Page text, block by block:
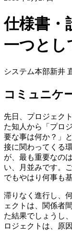
仕様書・
一つとし
システム本部新井
コミュニケ
先日、プロジェク
た知人から「プロ
要な事は何か？」
接に関わってくる
が、最も重要なの
い、月並みです。
でもやはり何事も
滞りなく進行し、
ェクトは、関係者
た結果でしょうし
ロジェクトは、原